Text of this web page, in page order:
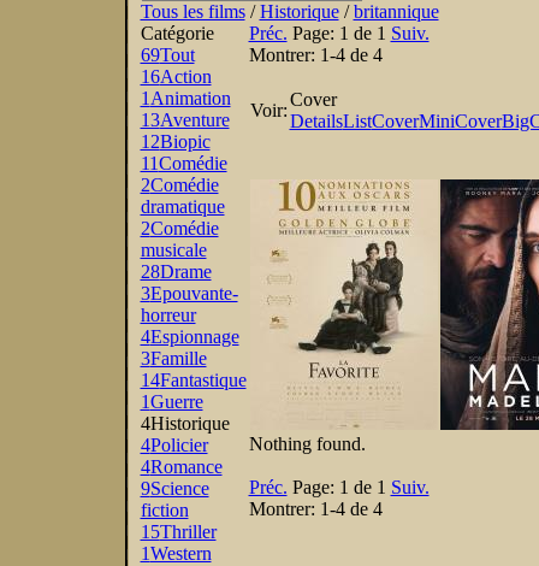
Tous les films/Historique/britannique
Catégorie
69Tout
16Action
1Animation
13Aventure
12Biopic
11Comédie
2Comédie
dramatique
2Comédie
musicale
28Drame
3Epouvante-
horreur
4Espionnage
3Famille
14Fantastique
1Guerre
4Historique
4Policier
4Romance
9Science
fiction
15Thriller
1Western
Préc. Page: 1 de 1 Suiv.
Montrer: 1-4 de 4
Voir:
Cover
DetailsListCoverMiniCover
Nothing found.
Préc. Page: 1 de 1 Suiv.
Montrer: 1-4 de 4